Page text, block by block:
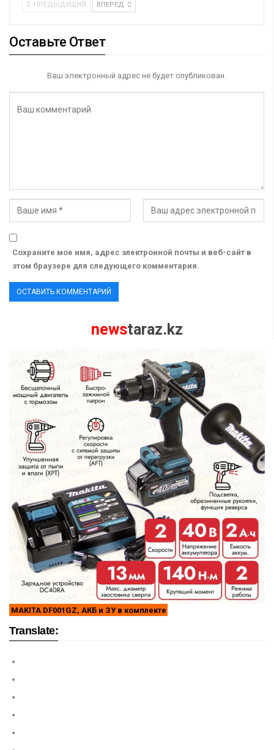
ПРЕДЫДУЩИЙ ВПЕРЕД
Оставьте Ответ
Ваш электронный адрес не будет опубликован.
Сохраните мое имя, адрес электронной почты и веб-сайт в
этом браузере для следующего комментария.
newstaraz.kz
MAKITA DF001GZ, АКБ и ЗУ в комплекте
Translate: